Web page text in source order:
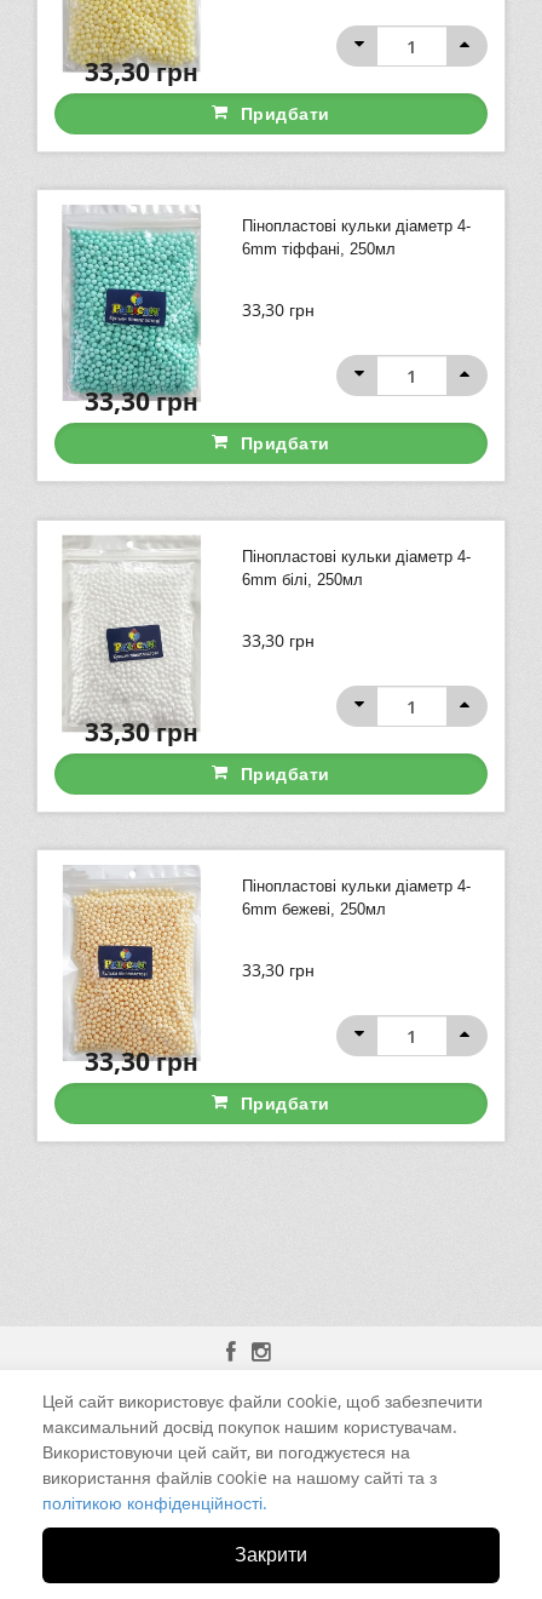
33,30грн
Придбати
Пінопластові кульки діаметр 4-
6mm тіффані, 250мл
33,30 грн
33,30грн
Придбати
Пінопластові кульки діаметр 4-
6mm білі, 250мл
33,30 грн
33,30грн
Придбати
Пінопластові кульки діаметр 4-
6mm бежеві, 250мл
33,30 грн
33,30грн
Придбати
м. Чернівці, вул. Калинівська, 13-Б
+38 (098) 925-52-59 Viber
led.ua@i.ua
Цей сайт використовує файли cookie, щоб забезпечити
максимальний досвід покупок нашим користувачам.
Використовуючи цей сайт, ви погоджуєтеся на
використання файлів cookie на нашому сайті та з
політикою конфіденційності.
Закрити